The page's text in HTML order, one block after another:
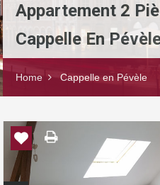
Appartement 2
Cappelle En
Home Cappelle en Pévèle